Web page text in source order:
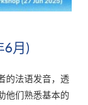
6月)
的法语发音，透
他们熟悉基本的